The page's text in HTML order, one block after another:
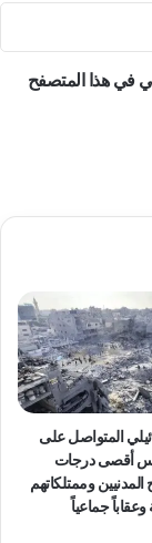
في هذا المتصفح
المتواصل على
أقصى درجات
المدنيين وممتلكاتهم
وعقاباً جماعياً